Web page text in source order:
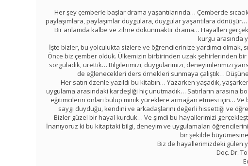
Her şey çemberle başlar drama yaşantılarında… Çemberde
paylaşımlara, paylaşımlar duygulara, duygular yaşantılara
Bir anlamda kalbe ve zihne dokunmaktır drama… Hayalleri
kurgu arasında
İşte bizler, bu yolculukta sizlere ve öğrencilerinize yardımcı olmak,
Önce biz çember olduk. Ülkemizin birbirinden uzak şehirlerinden
sorguladık, ürettik… Bilgilerimizi, duygularımızı, deneyimlerimizi
de eğlenecekleri ders örnekleri sunmaya çalıştık…
Her satırı özenle yazıldı bu kitabın… Yazarken yaşadık,
uygulama arasındaki kardeşliği hiç unutmadık… Satırların arasına
eğitimcilerin onları bulup minik yüreklere armağan etmesi için…
saygı duyduğu, kendini ve arkadaşlarını değerli hissettiği ve
Bizler güzel bir hayal kurduk… Ve şimdi bu hayallerimizi
İnanıyoruz ki bu kitaptaki bilgi, deneyim ve uygulamaları
bir şekilde
Biz de hayallerimizdeki gülen
Doç. Dr.